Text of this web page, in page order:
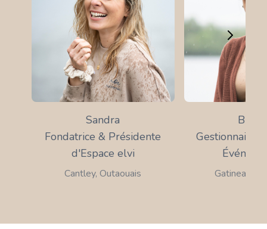
Sandra
Fondatrice & Présidente
d'Espace elvi
Cantley, Outaouais
Gestionnaire
Gatineau,